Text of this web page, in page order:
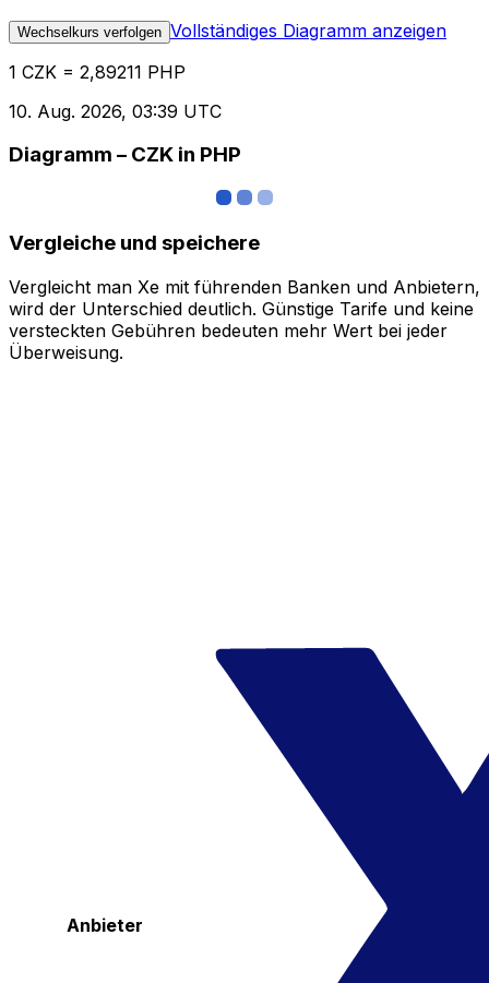
Wechselkurs verfolgen Vollständiges Diagramm anzeigen
1 CZK = 2,89211 PHP
10. Aug. 2026, 03:39 UTC
Diagramm – CZK in PHP
Vergleiche und speichere
Vergleicht man Xe mit führenden Banken und Anbietern,
wird der Unterschied deutlich. Günstige Tarife und keine
versteckten Gebühren bedeuten mehr Wert bei jeder
Überweisung.
Anbieter